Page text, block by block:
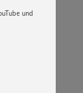
und
der
und
als Land